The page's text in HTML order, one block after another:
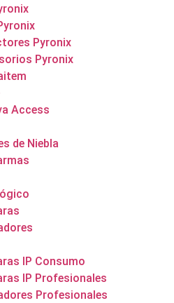
Pyronix
Pyronix
Access
de Niebla
IP Consumo
IP Profesionales
Profesionales